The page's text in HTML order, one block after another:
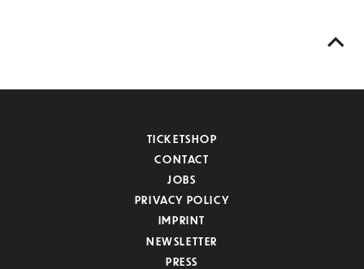
TICKETSHOP
CONTACT
JOBS
PRIVACY POLICY
IMPRINT
NEWSLETTER
PRESS